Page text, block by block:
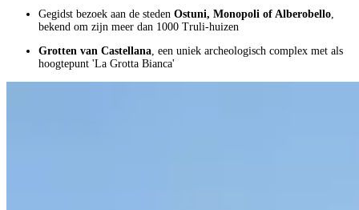
Gegidst bezoek aan de steden Ostuni, Monopoli of Alberobello,
bekend om zijn meer dan 1000 Truli-huizen
Grotten van Castellana, een uniek archeologisch complex met als
hoogtepunt 'La Grotta Bianca'